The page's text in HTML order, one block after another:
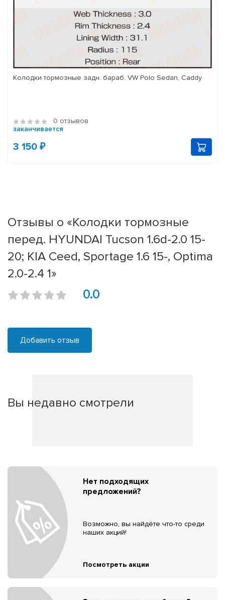
Колодки тормозные задн. бараб. VW Polo Sedan, Caddy
0 отзывов
заканчивается
3 150 ₽
Отзывы о «Колодки тормозные
перед. HYUNDAI Tucson 1.6d-2.0 15-
20; KIA Ceed, Sportage 1.6 15-, Optima
2.0-2.4 1»
0.0
Добавить отзыв
Вы недавно смотрели
Нет подходящих
предложений?
Возможно, вы найдёте что-то среди
наших акций!
Посмотреть акции